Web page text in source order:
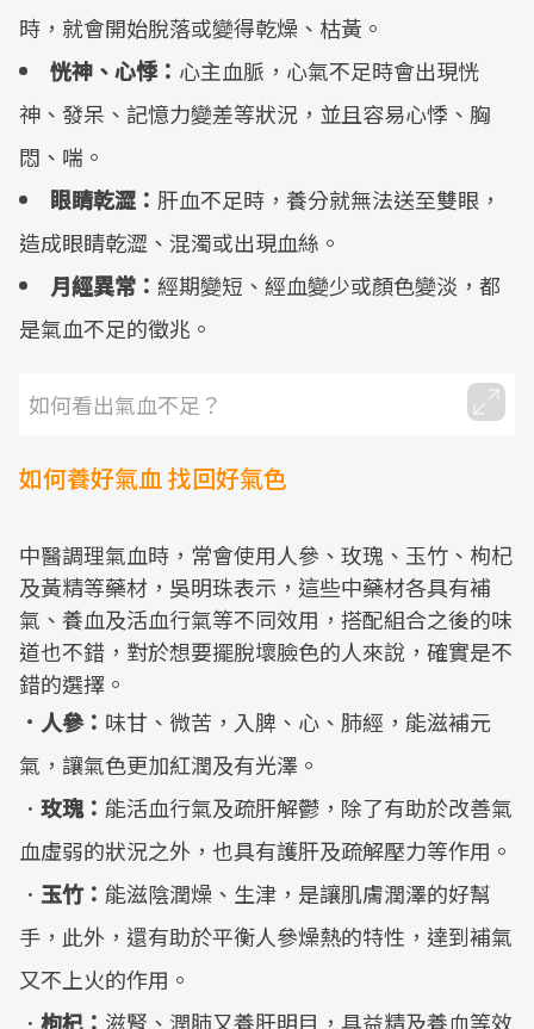
時，就會開始脫落或變得乾燥、枯黃。
恍神、心悸： 心主血脈，心氣不足時會出現恍
神、發呆、記憶力變差等狀況，並且容易心悸、胸
悶、喘。
眼睛乾澀： 肝血不足時，養分就無法送至雙眼，
造成眼睛乾澀、混濁或出現血絲。
月經異常： 經期變短、經血變少或顏色變淡，都
是氣血不足的徵兆。
如何看出氣血不足？
如何養好氣血 找回好氣色
中醫調理氣血時，常會使用人參、玫瑰、玉竹、枸杞
及黃精等藥材，吳明珠表示，這些中藥材各具有補
氣、養血及活血行氣等不同效用，搭配組合之後的味
道也不錯，對於想要擺脫壞臉色的人來說，確實是不
錯的選擇。
．人參： 味甘、微苦，入脾、心、肺經，能滋補元
氣，讓氣色更加紅潤及有光澤。
． 玫瑰： 能活血行氣及疏肝解鬱，除了有助於改善氣
血虛弱的狀況之外，也具有護肝及疏解壓力等作用。
． 玉竹： 能滋陰潤燥、生津，是讓肌膚潤澤的好幫
手，此外，還有助於平衡人參燥熱的特性，達到補氣
又不上火的作用。
． 枸杞： 滋腎、潤肺又養肝明目，具益精及養血等效